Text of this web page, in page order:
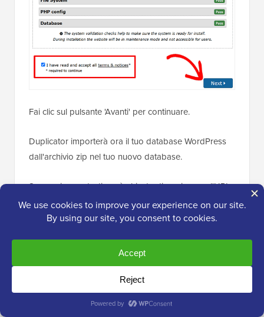
Fai clic sul pulsante 'Avanti' per continuare.
Duplicator importerà ora il tuo database WordPress
dall'archivio zip nel tuo nuovo database.
Successivamente, ti verrà chiesto di aggiornare l'URL
o il percorso del sito. Poiché non stai cambiando
nome di dominio, NON è necessario modificare nulla
Fai semplicemente clic sul pulsante 'Next' per
Duplicator eseguirà i passaggi finali e ti mostrerà il